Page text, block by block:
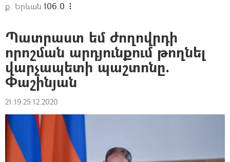
ք. Երևան 106.0
Պատրաստ եմ ժողովրդի
որոշման արդյունքում թողնել
վարչապետի պաշտոնը.
Փաշինյան
21:19 25.12.2020